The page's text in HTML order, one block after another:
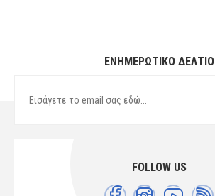
ΕΝΗΜΕΡΩΤΙΚΌ ΔΕΛΤΊΟ
FOLLOW US